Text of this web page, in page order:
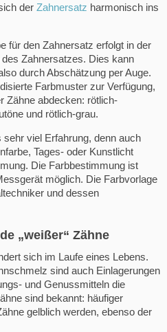
der Zahnersatz harmonisch ins
für den Zahnersatz erfolgt in der
Zahnersatzes. Dies kann
durch Abschätzung per Auge.
Farbmuster zur Verfügung,
Zähne abdecken: rötlich-
und rötlich-grau.
viel Erfahrung, denn auch
Tages- oder Kunstlicht
Die Farbbestimmung ist
möglich. Die Farbvorlage
und dessen
„weißer“ Zähne
sich im Laufe eines Lebens.
sind auch Einlagerungen
und Genussmitteln die
sind bekannt: häufiger
gelblich werden, ebenso der